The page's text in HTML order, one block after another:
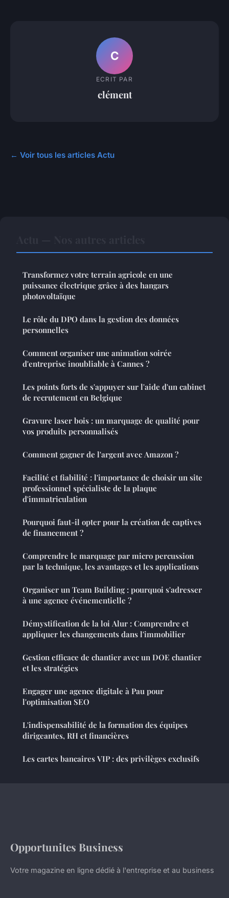
C
ECRIT PAR
clément
← Voir tous les articles Actu
Transformez votre terrain agricole en une
puissance électrique grâce à des hangars
photovoltaïque
Le rôle du DPO dans la gestion des données
personnelles
Comment organiser une animation soirée
d'entreprise inoubliable à Cannes ?
Les points forts de s'appuyer sur l'aide d'un cabinet
de recrutement en Belgique
Gravure laser bois : un marquage de qualité pour
vos produits personnalisés
Comment gagner de l'argent avec Amazon ?
Facilité et fiabilité : l'importance de choisir un site
professionnel spécialiste de la plaque
d'immatriculation
Pourquoi faut-il opter pour la création de captives
de financement ?
Comprendre le marquage par micro percussion
par la technique, les avantages et les applications
Organiser un Team Building : pourquoi s'adresser
à une agence événementielle ?
Démystification de la loi Alur : Comprendre et
appliquer les changements dans l'immobilier
Gestion efficace de chantier avec un DOE chantier
et les stratégies
Engager une agence digitale à Pau pour
l'optimisation SEO
L'indispensabilité de la formation des équipes
dirigeantes, RH et financières
Les cartes bancaires VIP : des privilèges exclusifs
Opportunites Business
Votre magazine en ligne dédié à l'entreprise et au business